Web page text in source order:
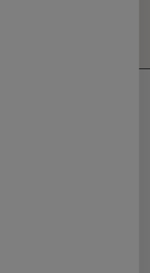
du
l’éducation, de
La MAIF croit
et au
plus